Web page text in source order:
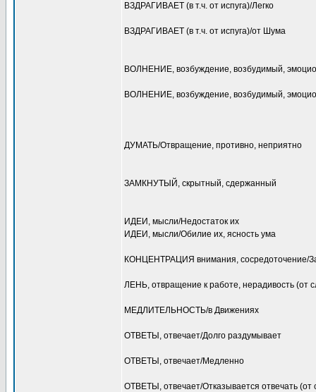
ВЗДРАГИВАЕТ (в т.ч. от испуга)/Легко
ВЗДРАГИВАЕТ (в т.ч. от испуга)/от Шума
ВОЛНЕНИЕ, возбуждение, возбудимый,
ВОЛНЕНИЕ, возбуждение, возбудимый,
ДУМАТЬ/Отвращение, противно, неприятно
ЗАМКНУТЫЙ, скрытный, сдержанный
ИДЕИ, мысли/Недостаток их
ИДЕИ, мысли/Обилие их, ясность ума
КОНЦЕНТРАЦИЯ внимания, сосредоточение/
ЛЕНЬ, отвращение к работе, нерадивость (от
МЕДЛИТЕЛЬНОСТЬ/в Движениях
ОТВЕТЫ, отвечает/Долго раздумывает
ОТВЕТЫ, отвечает/Медленно
ОТВЕТЫ, отвечает/Отказывается отвечать (от